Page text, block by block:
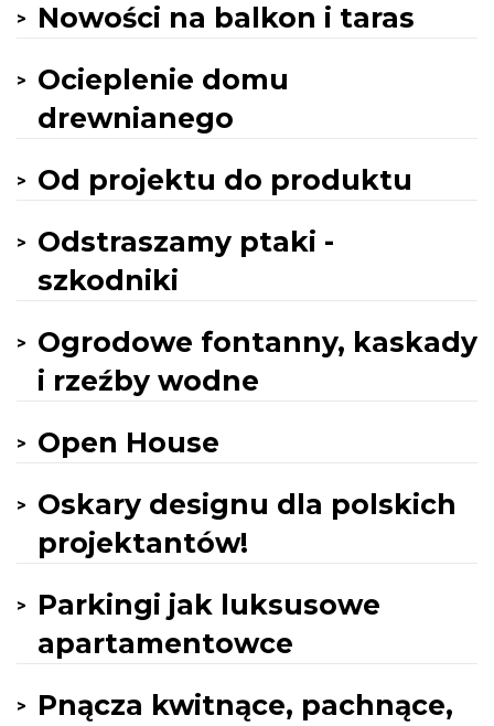
Nowości na balkon i taras
Ocieplenie domu
drewnianego
Od projektu do produktu
Odstraszamy ptaki -
szkodniki
Ogrodowe fontanny, kaskady
i rzeźby wodne
Open House
Oskary designu dla polskich
projektantów!
Parkingi jak luksusowe
apartamentowce
Pnącza kwitnące, pachnące,